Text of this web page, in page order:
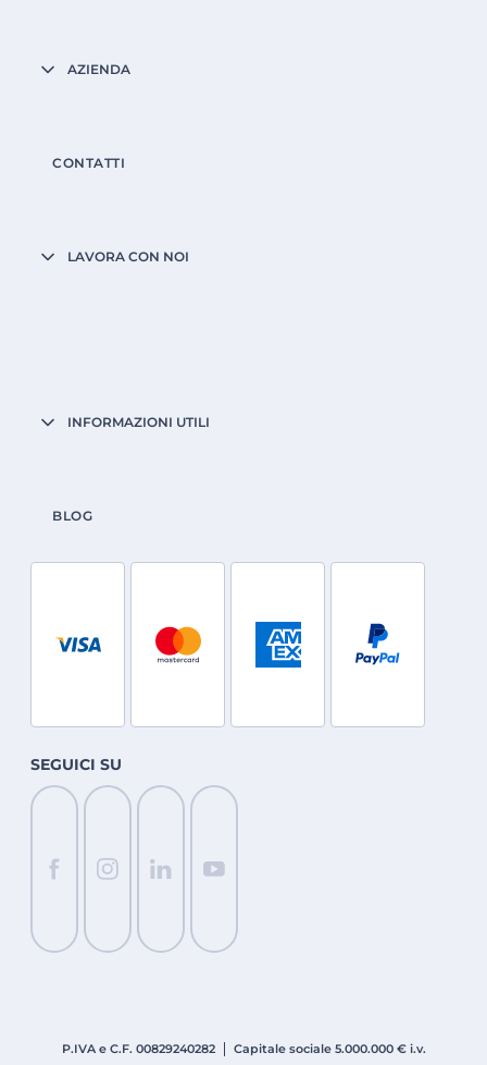
AZIENDA
CONTATTI
LAVORA CON NOI
INFORMAZIONI UTILI
BLOG
SEGUICI SU
P.IVA e C.F. 00829240282 Capitale sociale 5.000.000 € i.v.